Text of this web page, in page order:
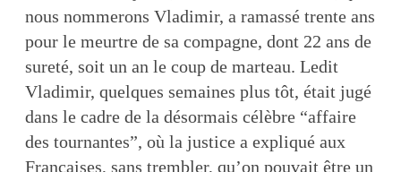
nous nommerons Vladimir, a ramassé trente ans
pour le meurtre de sa compagne, dont 22 ans de
sureté, soit un an le coup de marteau. Ledit
Vladimir, quelques semaines plus tôt, était jugé
dans le cadre de la désormais célèbre “affaire
des tournantes”, où la justice a expliqué aux
Françaises, sans trembler, qu’on pouvait être un